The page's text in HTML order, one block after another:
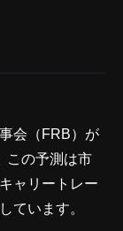
会（FRB）が
この予測は市
ャリートレー
ています。